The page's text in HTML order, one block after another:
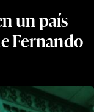
un país
Fernando